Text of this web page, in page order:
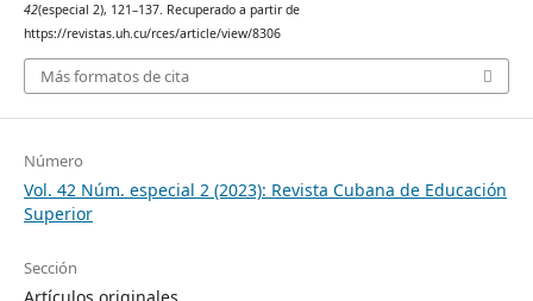
42(especial 2), 121–137. Recuperado a partir de
https://revistas.uh.cu/rces/article/view/8306
Más formatos de cita
Número
Vol. 42 Núm. especial 2 (2023): Revista Cubana de Educación
Superior
Sección